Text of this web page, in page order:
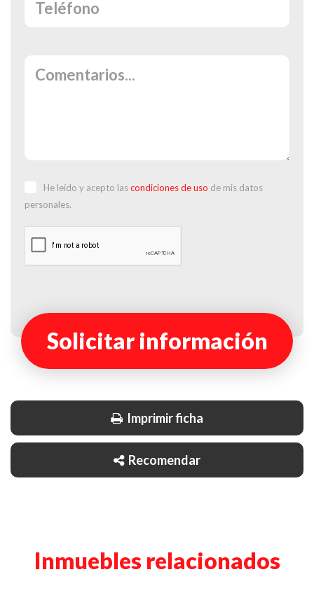
He leído y acepto lascondiciones de uso de mis datos
personales.
Solicitar información
Imprimir ficha
Recomendar
Inmuebles relacionados